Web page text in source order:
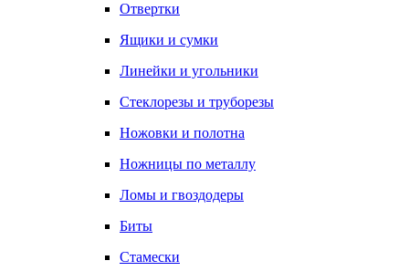
Отвертки
Ящики и сумки
Линейки и угольники
Стеклорезы и труборезы
Ножовки и полотна
Ножницы по металлу
Ломы и гвоздодеры
Биты
Стамески